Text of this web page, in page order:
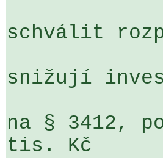
schválit
snižují
na § 3412,
tis. Kč